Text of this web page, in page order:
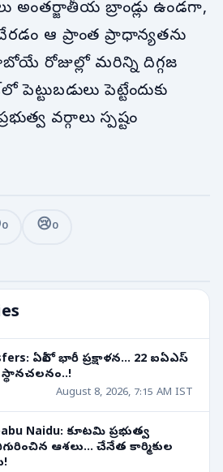
అంతర్జాతీయ బ్రాండ్లు ఉండగా,
ఆ ప్రాంత ప్రాధాన్యతను
రోజుల్లో మరిన్ని దిగ్గజ
పెట్టుబడులు పెట్టేందుకు
వర్గాలు స్పష్టం
ఏపీలో భారీ ప్రక్షాళన... 22 ఐఏఎస్
August 8, 2026, 7:15 AM IST
Naidu: కూటమి ప్రభుత్వ
ఆశలు... చేనేత కార్మికుల
0 😢0